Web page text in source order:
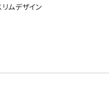
ムデザイン